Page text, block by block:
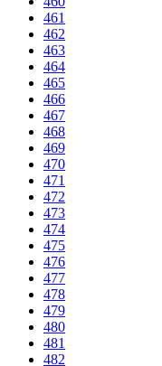
461
462
463
464
465
466
467
468
469
470
471
472
473
474
475
476
477
478
479
480
481
482